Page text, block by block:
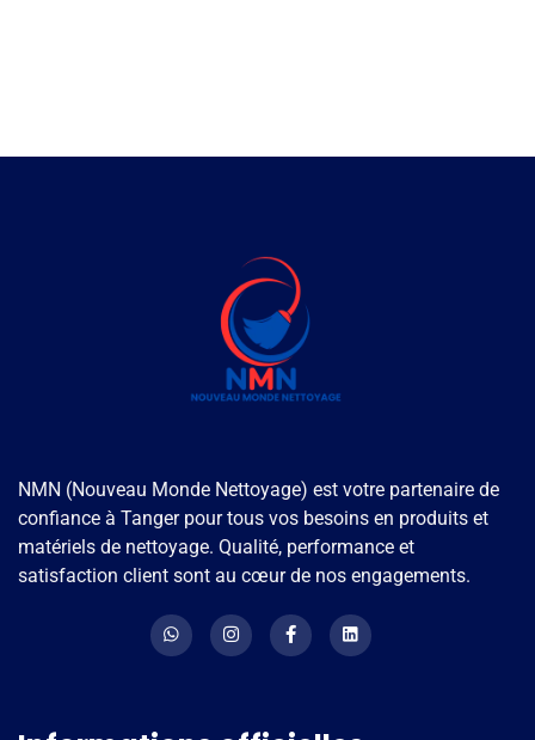
NMN (Nouveau Monde Nettoyage) est votre partenaire de
confiance à Tanger pour tous vos besoins en produits et
matériels de nettoyage. Qualité, performance et
satisfaction client sont au cœur de nos engagements.